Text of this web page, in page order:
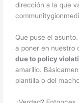
dirección a la que
Que puse el
a poner en nuestro
due to policy
amarillo.
plantilla o del